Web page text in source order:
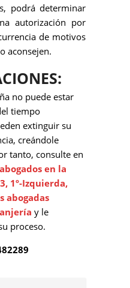
podrá determinar
autorización por
de motivos
aconsejen.
no puede estar
tiempo
extinguir su
creándole
tanto, consulte en
en la
1º-Izquierda,
abogadas
y le
proceso.